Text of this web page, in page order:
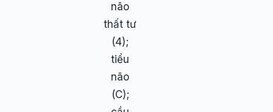
não
thất tư
(4);
tiểu
não
(C);